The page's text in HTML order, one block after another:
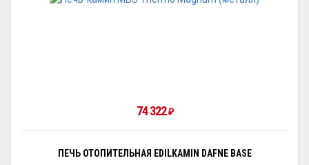
74 322₽
ПЕЧЬ ОТОПИТЕЛЬНАЯ EDILKAMIN DAFNE BASE